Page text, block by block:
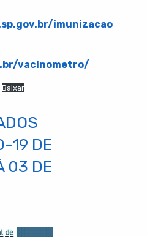
imunizacao
vacinometro/
Baixar
19 DE
03 DE